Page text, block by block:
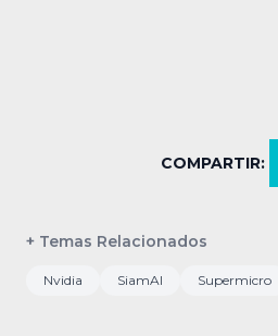
COMPARTIR:
+ Temas Relacionados
Nvidia SiamAI Supermicro